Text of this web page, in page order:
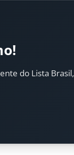
do Lista Brasil,